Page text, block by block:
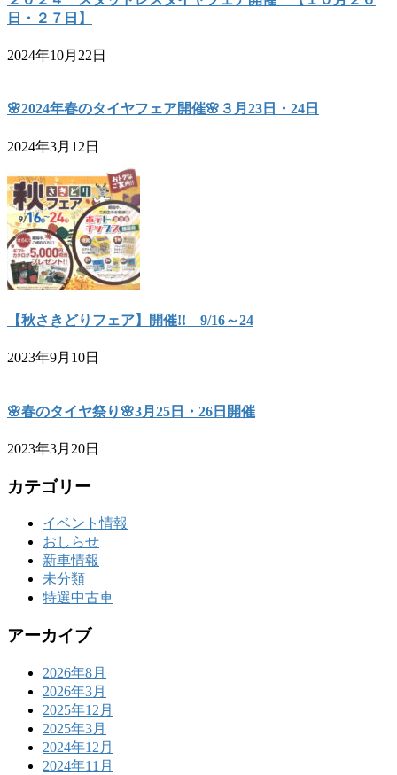
日・２７日】
2024年10月22日
🌸2024年春のタイヤフェア開催🌸３月23日・24日
2024年3月12日
【秋さきどりフェア】開催!! 9/16～24
2023年9月10日
🌸春のタイヤ祭り🌸3月25日・26日開催
2023年3月20日
カテゴリー
イベント情報
おしらせ
新車情報
未分類
特選中古車
アーカイブ
2026年8月
2026年3月
2025年12月
2025年3月
2024年12月
2024年11月